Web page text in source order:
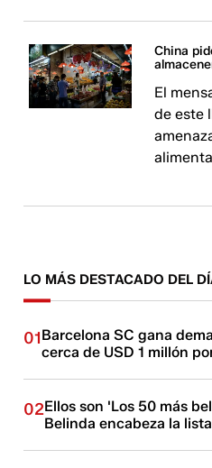
China
El
de este
LO MÁS DESTACADO DEL
01Barcelona SC gana
cerca de USD 1 millón
02Ellos son 'Los 50 más
Belinda encabeza la lista